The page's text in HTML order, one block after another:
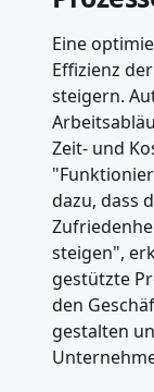
Eine
Effizienz
steigern.
Zeit- und
dazu, dass
steigen",
gestützte
den
gestalten